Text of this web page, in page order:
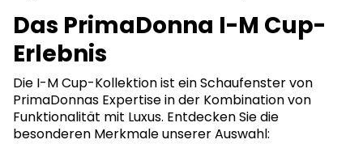
Das PrimaDonna I-M Cup-
Erlebnis
Die I-M Cup-Kollektion ist ein Schaufenster von
PrimaDonnas Expertise in der Kombination von
Funktionalität mit Luxus. Entdecken Sie die
besonderen Merkmale unserer Auswahl: